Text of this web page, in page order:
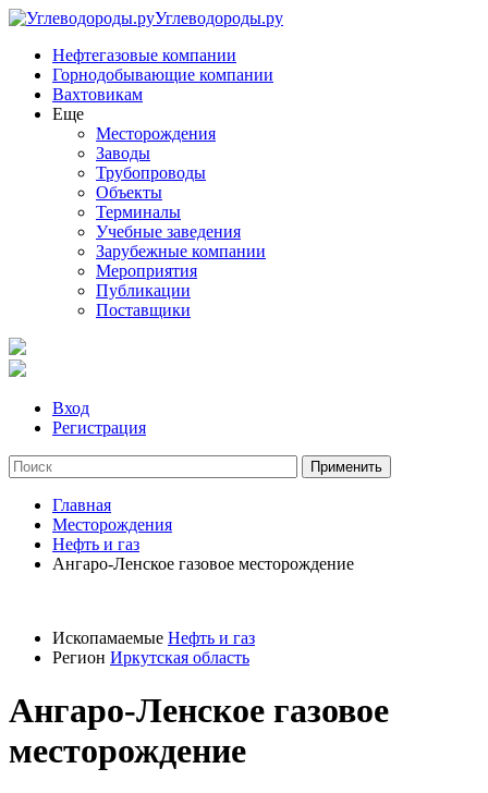
Углеводороды.ру
Нефтегазовые компании
Горнодобывающие компании
Вахтовикам
Еще
Месторождения
Заводы
Трубопроводы
Объекты
Терминалы
Учебные заведения
Зарубежные компании
Мероприятия
Публикации
Поставщики
Вход
Регистрация
Главная
Месторождения
Нефть и газ
Ангаро-Ленское газовое месторождение
Ископамаемые Нефть и газ
Регион Иркутская область
Ангаро-Ленское газовое
месторождение